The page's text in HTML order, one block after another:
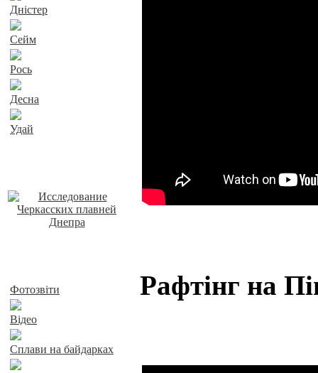
Дністер
Сейм
Рось
Десна
Удай
Фотозвіти
Відео
Сплави на байдарках
Рафтінг на